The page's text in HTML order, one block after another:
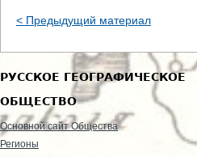
< Предыдущий материал
РУССКОЕ ГЕОГРАФИЧЕСКОЕ
ОБЩЕСТВО
Основной сайт Общества
Регионы